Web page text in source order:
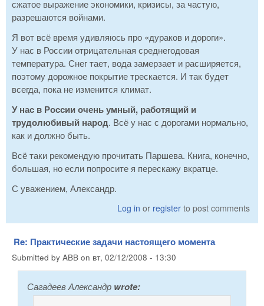
сжатое выражение экономики, кризисы, за частую,
разрешаются войнами.
Я вот всё время удивляюсь про «дураков и дороги».
У нас в России отрицательная среднегодовая
температура. Снег тает, вода замерзает и расширяется,
поэтому дорожное покрытие трескается. И так будет
всегда, пока не изменится климат.
У нас в России очень умный, работящий и
трудолюбивый народ. Всё у нас с дорогами нормально,
как и должно быть.
Всё таки рекомендую прочитать Паршева. Книга, конечно,
большая, но если попросите я перескажу вкратце.
С уважением, Александр.
Log in or register to post comments
Re: Практические задачи настоящего момента
Submitted by ABB on вт, 02/12/2008 - 13:30
Сагадеев Александр wrote: